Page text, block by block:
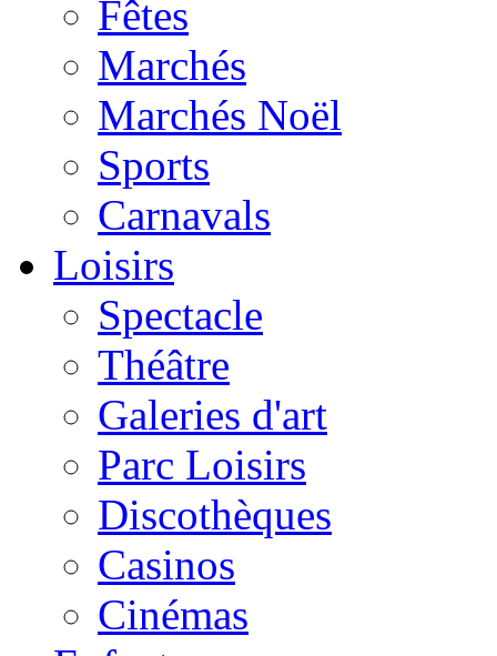
Fêtes
Marchés
Marchés Noël
Sports
Carnavals
Loisirs
Spectacle
Théâtre
Galeries d'art
Parc Loisirs
Discothèques
Casinos
Cinémas